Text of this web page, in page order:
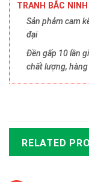
TRANH BẮC NINH
Sản phảm cam
đại
Đền gấp 10 lần
chất lượng,
RELATED